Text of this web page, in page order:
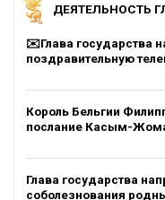
ДЕЯТЕЛЬНОСТЬ
✉️Глава государства
поздравительную
Король Бельгии
послание Касым-
Глава государства
соболезнования